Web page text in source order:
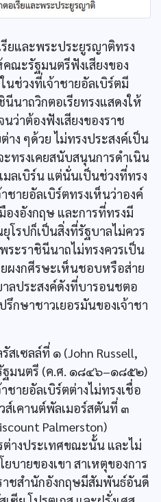
ยและพระประยูรญาติทรง
ณะรัฐมนตรีฟังเสียงของ
ช่วงที่เจ้าชายอัลเบิร์ตมี
นาถวิกตอเรียทรงแสดงให้
ว่าต้องฟังเสียงของราช
าง ๆด้วย ไม่ทรงประสงค์เป็น
ะทรงเคยสนับสนุนการดำเนิน
มลเบิร์น แต่นั่นเป็นช่วงที่ทรง
ชายอัลเบิร์ตทรงเห็นว่าองค์
งอังกฤษ และการที่ทรงมี
โรปก็เป็นสิ่งที่รัฐบาลไม่ควร
ระราชินีนาถไม่ทรงควรเป็น
ผงกศีรษะเห็นชอบหรือส่าย
ลประสงค์ดังที่บารอนชตอ
รึกษาชาวเยอรมันของเจ้าชา
สเซลล์ที่ ๑ (John Russell,
รัฐมนตรี (ค.ศ. ๑๘๔๖–๑๘๕๒)
ายอัลเบิร์ตต่างไม่ทรงเชื่อ
ส์เคานต์พัลเมอร์สตันที่ ๓
Palmerston)
ต่างประเทศขณะนั้น และไม่
บายของเขา สาเหตุของการ
าชสำนักอังกฤษมีสัมพันธ์อันดี